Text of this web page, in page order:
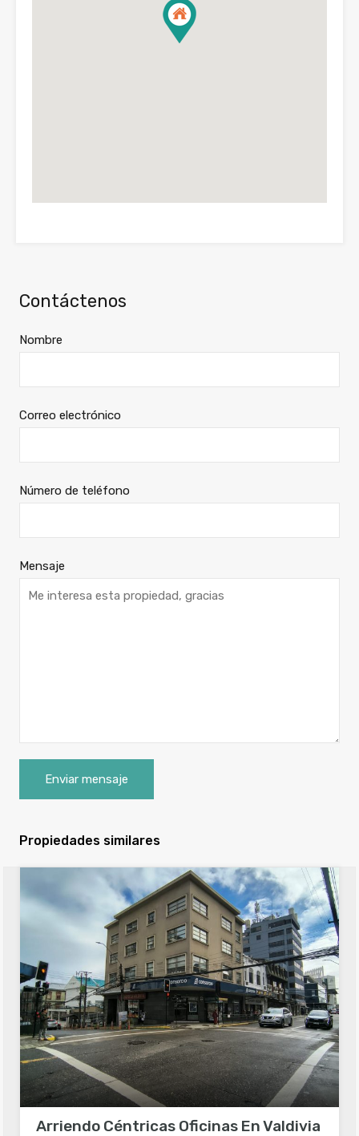
Contáctenos
Nombre
Correo electrónico
Número de teléfono
Mensaje
Propiedades similares
Arriendo Céntricas Oficinas En Valdivia